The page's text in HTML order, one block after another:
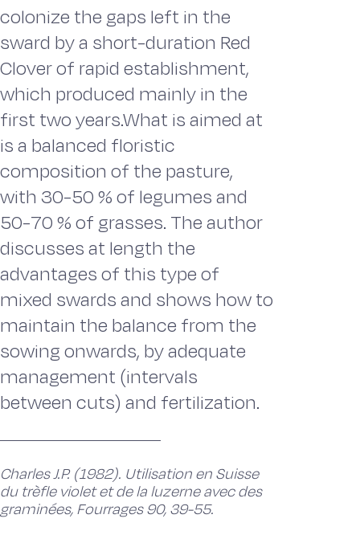
colonize the gaps left in the
sward by a short-duration Red
Clover of rapid establishment,
which produced mainly in the
first two years.What is aimed at
is a balanced floristic
composition of the pasture,
with 30-50 % of legumes and
50-70 % of grasses. The author
discusses at length the
advantages of this type of
mixed swards and shows how to
maintain the balance from the
sowing onwards, by adequate
management (intervals
between cuts) and fertilization.
Charles J.P. (1982). Utilisation en Suisse
du trèfle violet et de la luzerne avec des
graminées, Fourrages 90, 39-55.